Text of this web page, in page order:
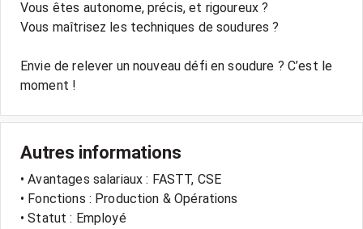
Vous êtes autonome, précis, et rigoureux ?
Vous maîtrisez les techniques de soudures ?
Envie de relever un nouveau défi en soudure ? C’est le
Autres informations
• Avantages salariaux : FASTT, CSE
• Fonctions : Production & Opérations
• Statut : Employé